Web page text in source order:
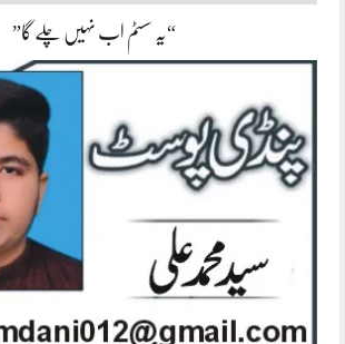
“یہ سسٹم اب نہیں چلے گا”